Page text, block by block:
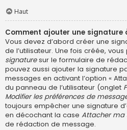
Haut
Comment ajouter une signature
Vous devez d’abord créer une
de l’utilisateur. Une fois créée,
signaturesur le formulaire de
pouvez aussi ajouter la signature
messages en activant l’option «
du panneau de l’utilisateur (onglet
Modifier les préférences de
toujours empêcher une signature
en décochant la case Attacher ma
de rédaction de message.